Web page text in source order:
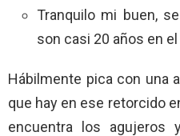
Tranquilo mi buen,
son casi 20 años en
Hábilmente pica con una
que hay en ese retorcido
encuentra los agujeros